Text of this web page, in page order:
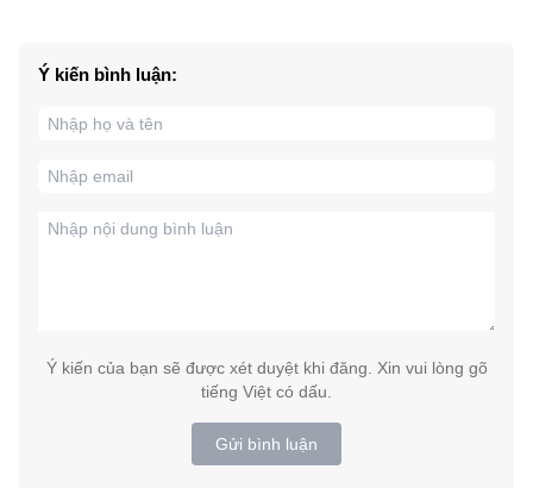
Ý kiến bình luận:
Ý kiến của bạn sẽ được xét duyệt khi đăng. Xin vui lòng gõ
tiếng Việt có dấu.
Gửi bình luận